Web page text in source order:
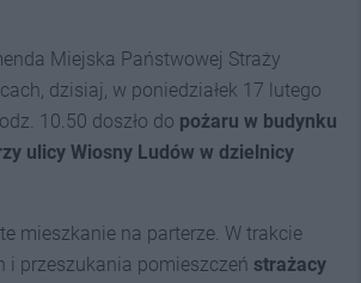
Miejska Państwowej Straży
dzisiaj, w poniedziałek 17 lutego
10.50 doszło do pożaru w budynku
ulicy Wiosny Ludów w dzielnicy
mieszkanie na parterze. W trakcie
i przeszukania pomieszczeń strażacy